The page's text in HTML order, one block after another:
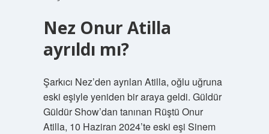
Nez Onur Atilla
ayrıldı mı?
Şarkıcı Nez’den ayrılan Atilla, oğlu uğruna
eski eşiyle yeniden bir araya geldi. Güldür
Güldür Show’dan tanınan Rüştü Onur
Atilla, 10 Haziran 2024’te eski eşi Sinem